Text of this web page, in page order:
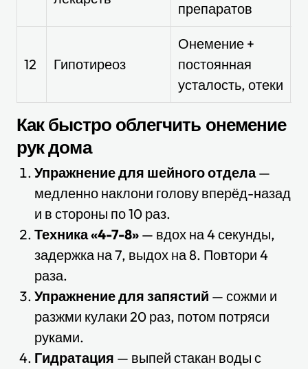
препаратов
12 Гипотиреоз
Онемение +
постоянная
усталость, отеки
Как быстро облегчить онемение
рук дома
Упражнение для шейного отдела—
медленно наклони голову вперёд-назад
и в стороны по 10 раз.
Техника «4-7-8»— вдох на 4 секунды,
задержка на 7, выдох на 8. Повтори 4
раза.
Упражнение для запястий — сожми и
разжми кулаки 20 раз, потом потряси
руками.
Гидратация — выпей стакан воды с